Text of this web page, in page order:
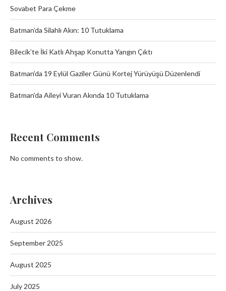
Sovabet Para Çekme
Batman’da Silahlı Akın: 10 Tutuklama
Bilecik’te İki Katlı Ahşap Konutta Yangın Çıktı
Batman’da 19 Eylül Gaziler Günü Kortej Yürüyüşü Düzenlendi
Batman’da Aileyi Vuran Akında 10 Tutuklama
Recent Comments
No comments to show.
Archives
August 2026
September 2025
August 2025
July 2025